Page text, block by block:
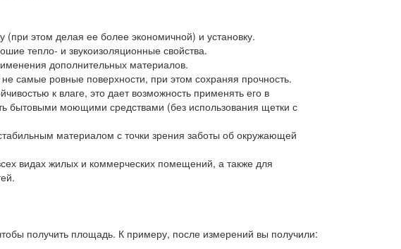
(при этом делая ее более экономичной) и установку.
тепло- и звукоизоляционные свойства.
дополнительных материалов.
самые ровные поверхности, при этом сохраняя прочность.
к влаге, это дает возможность применять его в
бытовыми моющими средствами (без использования щетки с
материалом с точки зрения заботы об окружающей
видах жилых и коммерческих помещений, а также для
получить площадь. К примеру, после измерений вы получили: